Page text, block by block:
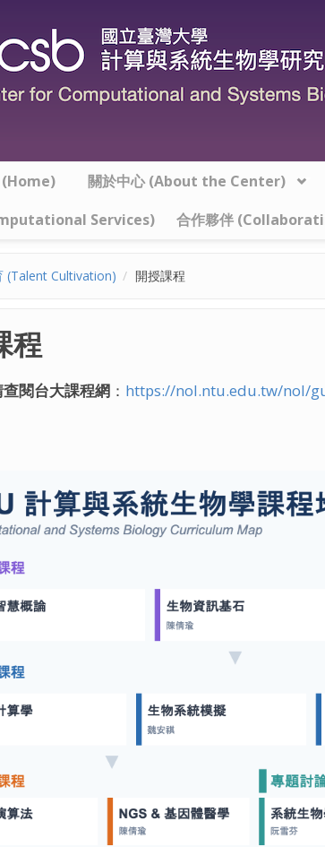
(Home) 關於中心 (About the Center)
Services)
合作夥伴
(Talent Cultivation) 開授課程
程
閱台大課程網 ： https://nol.ntu.edu.tw/nol/